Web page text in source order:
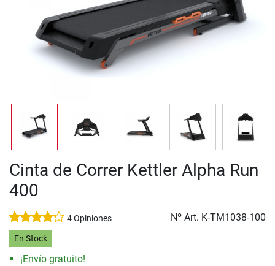
Cinta de Correr Kettler Alpha Run
400
4 Opiniones Nº Art. K-TM1038-100
En Stock
¡Envío gratuito!